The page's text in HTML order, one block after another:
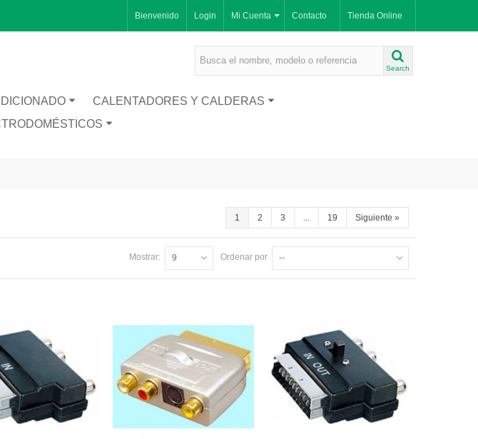
Tienda Online
Contacto
Mi Cuenta
Bienvenido Login
Search
CALENTADORES Y CALDERAS
1 2 3 ... 19 Siguiente »
Ordenar por --
Mostrar: 9